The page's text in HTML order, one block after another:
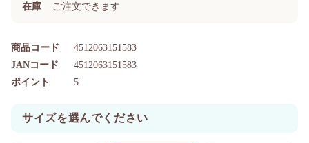
在庫 ご注文できます
商品コード 4512063151583
ポイント 5
JANコード 4512063151583
サイズを選んでください